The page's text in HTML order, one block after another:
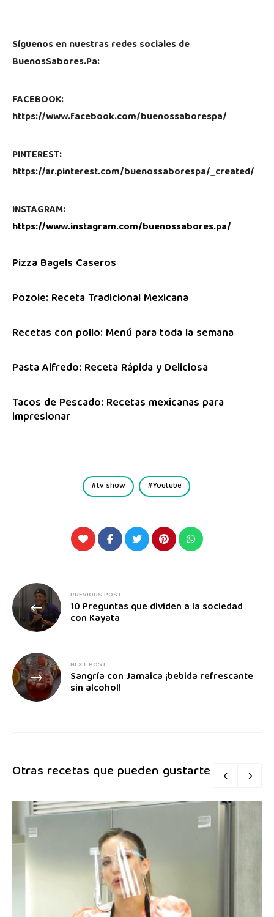
Síguenos en nuestras redes sociales de
BuenosSabores.Pa:
FACEBOOK:
https://www.facebook.com/buenossaborespa/
PINTEREST:
https://ar.pinterest.com/buenossaborespa/_created/
INSTAGRAM:
https://www.instagram.com/buenossabores.pa/
Pizza Bagels Caseros
Pozole: Receta Tradicional Mexicana
Recetas con pollo: Menú para toda la semana
Pasta Alfredo: Receta Rápida y Deliciosa
Tacos de Pescado: Recetas mexicanas para
impresionar
tv show Youtube
PREVIOUS POST
10 Preguntas que dividen a la sociedad
con Kayata
NEXT POST
Sangría con Jamaica ¡bebida refrescante
sin alcohol!
Otras recetas que pueden gustarte